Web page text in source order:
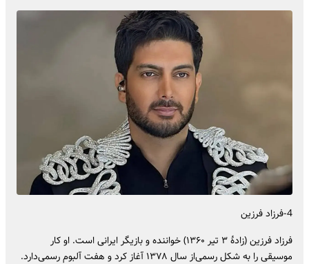
4-فرزاد فرزین
فرزاد فرزین (زادهٔ ۳ تیر ۱۳۶۰) خواننده و بازیگر ایرانی است. او کار
موسیقی را به شکل رسمی‌از سال ۱۳۷۸ آغاز کرد و هفت آلبوم رسمی‌دارد.